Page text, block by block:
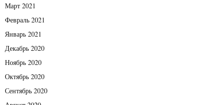
Март 2021
Февраль 2021
Январь 2021
Декабрь 2020
Ноябрь 2020
Октябрь 2020
Сентябрь 2020